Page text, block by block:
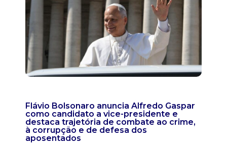
Flávio Bolsonaro anuncia Alfredo Gaspar
como candidato a vice-presidente e
destaca trajetória de combate ao crime,
à corrupção e de defesa dos
aposentados